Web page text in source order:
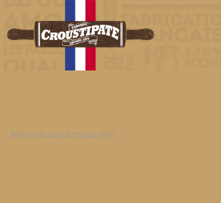
RETOUR AUX ACTUALITÉS